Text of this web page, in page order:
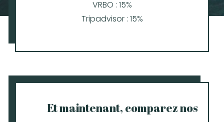
VRBO : 15%
Tripadvisor : 15%
Et maintenant, comparez nos